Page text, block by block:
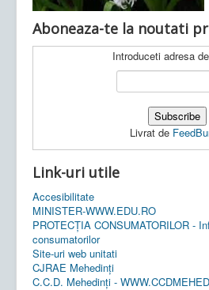
Aboneaza-te la noutati
Introduceti adresa
Livrat de
Link-uri utile
Accesibilitate
MINISTER-WWW.EDU.RO
PROTECȚIA CONSUMATORILOR -
consumatorilor
Site-uri web unitati
CJRAE Mehedinți
C.C.D. Mehedinţi -